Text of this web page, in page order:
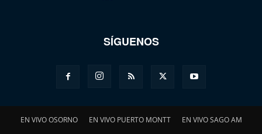
SÍGUENOS
EN VIVO OSORNO EN VIVO PUERTO MONTT EN VIVO SAGO AM